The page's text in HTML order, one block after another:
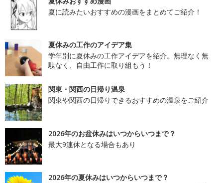
夏に読みたいおすすめの漫画をまとめてご紹介！
夏休みの工作のアイデア集
学年別に夏休みの工作アイデアを紹介。無理なく無
駄なく、自由工作に取り組もう！
関東・関西の日帰り温泉
関東や関西の日帰りできるおすすめの温泉をご紹介
2026年のお盆休みはいつからいつまで？
最大9連休となる場合もあり
2026年の夏休みはいつからいつまで？